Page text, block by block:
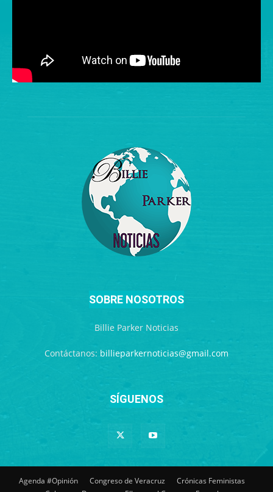
SOBRE NOSOTROS
Billie Parker Noticias
Contáctanos: billieparkernoticias@gmail.com
SÍGUENOS
Agenda #Opinión Congreso de Veracruz
Crónicas Feministas